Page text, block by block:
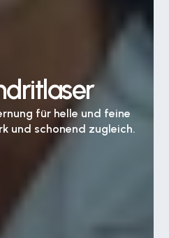
für helle und feine
und schonend zugleich.